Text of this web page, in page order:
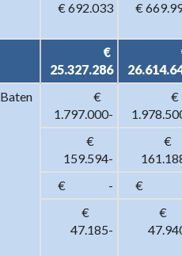
€ 692.033 €
€
25.327.286
Baten
1.797.000-
159.594-
€                  -
€
47.185-